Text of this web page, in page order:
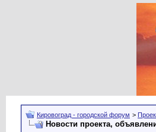
Кировоград - городской форум >
Новости проекта,